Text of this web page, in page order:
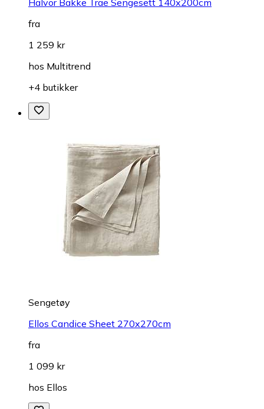
fra
1 259 kr
hos Multitrend
+4 butikker
Sengetøy
Ellos Candice Sheet 270x270cm
fra
1 099 kr
hos Ellos